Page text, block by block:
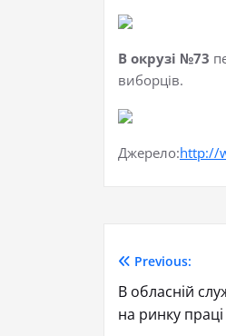
В окрузі №73
виборців.
Джерело:http://
Previous:
В обласній
на ринку праці